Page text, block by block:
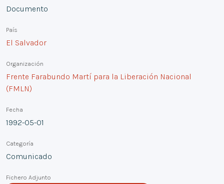
Documento
País
El Salvador
Organización
Frente Farabundo Martí para la Liberación Nacional
(FMLN)
Fecha
1992-05-01
Categoría
Comunicado
Fichero Adjunto